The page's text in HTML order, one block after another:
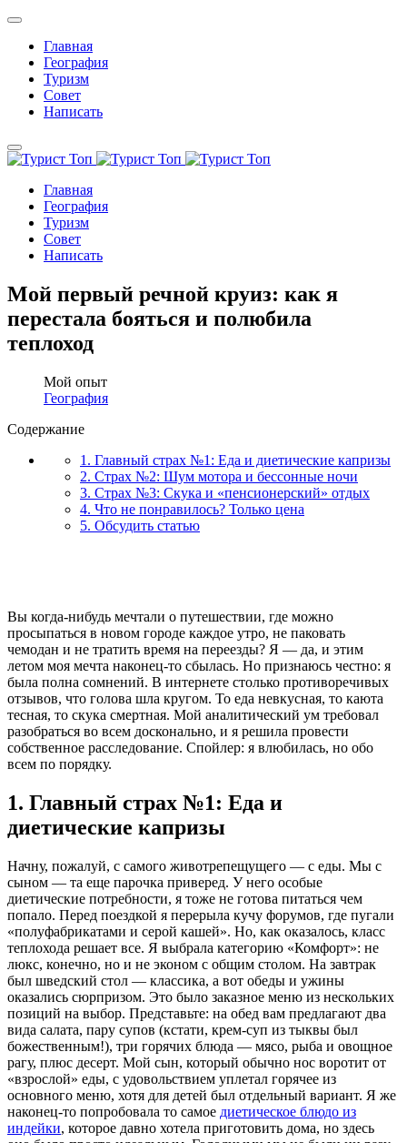
Главная
География
Туризм
Совет
Написать
Главная
География
Туризм
Совет
Написать
Мой первый речной круиз: как я
перестала бояться и полюбила
теплоход
Мой опыт
География
Содержание
1. Главный страх №1: Еда и диетические капризы
2. Страх №2: Шум мотора и бессонные ночи
3. Страх №3: Скука и «пенсионерский» отдых
4. Что не понравилось? Только цена
5. Обсудить статью
Вы когда-нибудь мечтали о путешествии, где можно
просыпаться в новом городе каждое утро, не паковать
чемодан и не тратить время на переезды? Я — да, и этим
летом моя мечта наконец-то сбылась. Но признаюсь честно: я
была полна сомнений. В интернете столько противоречивых
отзывов, что голова шла кругом. То еда невкусная, то каюта
тесная, то скука смертная. Мой аналитический ум требовал
разобраться во всем досконально, и я решила провести
собственное расследование. Спойлер: я влюбилась, но обо
всем по порядку.
1. Главный страх №1: Еда и
диетические капризы
Начну, пожалуй, с самого животрепещущего — с еды. Мы с
сыном — та еще парочка приверед. У него особые
диетические потребности, я тоже не готова питаться чем
попало. Перед поездкой я перерыла кучу форумов, где пугали
«полуфабрикатами и серой кашей». Но, как оказалось, класс
теплохода решает все. Я выбрала категорию «Комфорт»: не
люкс, конечно, но и не эконом с общим столом. На завтрак
был шведский стол — классика, а вот обеды и ужины
оказались сюрпризом. Это было заказное меню из нескольких
позиций на выбор. Представьте: на обед вам предлагают два
вида салата, пару супов (кстати, крем-суп из тыквы был
божественным!), три горячих блюда — мясо, рыба и овощное
рагу, плюс десерт. Мой сын, который обычно нос воротит от
«взрослой» еды, с удовольствием уплетал горячее из
основного меню, хотя для детей был отдельный вариант. Я же
наконец-то попробовала то самое диетическое блюдо из
индейки, которое давно хотела приготовить дома, но здесь